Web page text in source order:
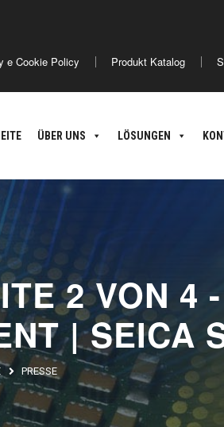
Asia
e Cookie Policy Produkt Katalog
ÜBER UNS LÖSUNGEN
2 VON 4
| SEICA
PRESSE